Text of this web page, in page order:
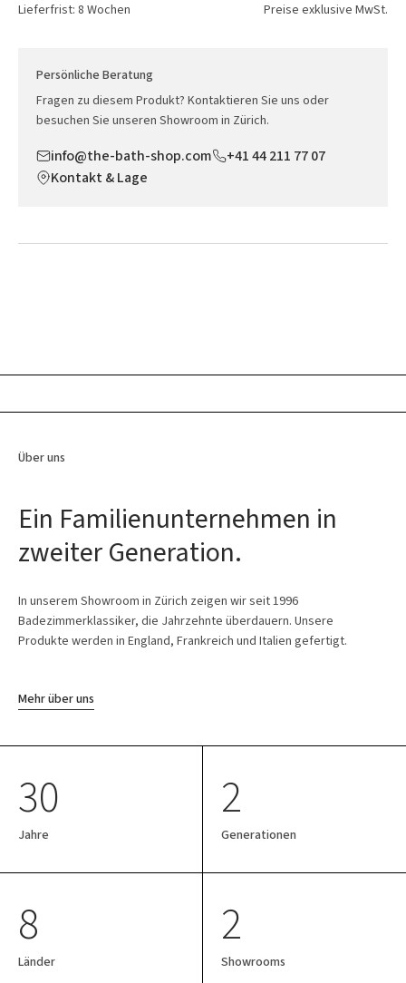
Lieferfrist: 8 Wochen Preise exklusive MwSt.
Persönliche Beratung
Fragen zu diesem Produkt? Kontaktieren Sie uns oder
besuchen Sie unseren Showroom in Zürich.
info@the-bath-shop.com
+41 44 211 77 07
Kontakt & Lage
Über uns
Ein Familienunternehmen in
zweiter Generation.
In unserem Showroom in Zürich zeigen wir seit 1996
Badezimmerklassiker, die Jahrzehnte überdauern. Unsere
Produkte werden in England, Frankreich und Italien gefertigt.
Mehr über uns
30
Jahre
2
Generationen
8
Länder
2
Showrooms